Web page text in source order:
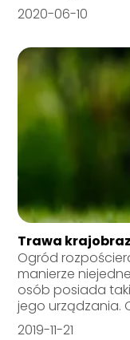
2020-06-10
Trawa
Ogród
manierze
osób posiada
jego urządzania.
2019-11-21